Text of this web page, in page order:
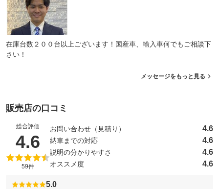
在庫台数２００台以上ございます！国産車、輸入車何でもご相談下
さい！
メッセージをもっと見る
販売店の口コミ
総合評価
4.6 （5点満点中）
59件
お問い合わせ（見積り） 4.6
納車までの対応 4.6
説明の分かりやすさ 4.6
オススメ度 4.6
5.0